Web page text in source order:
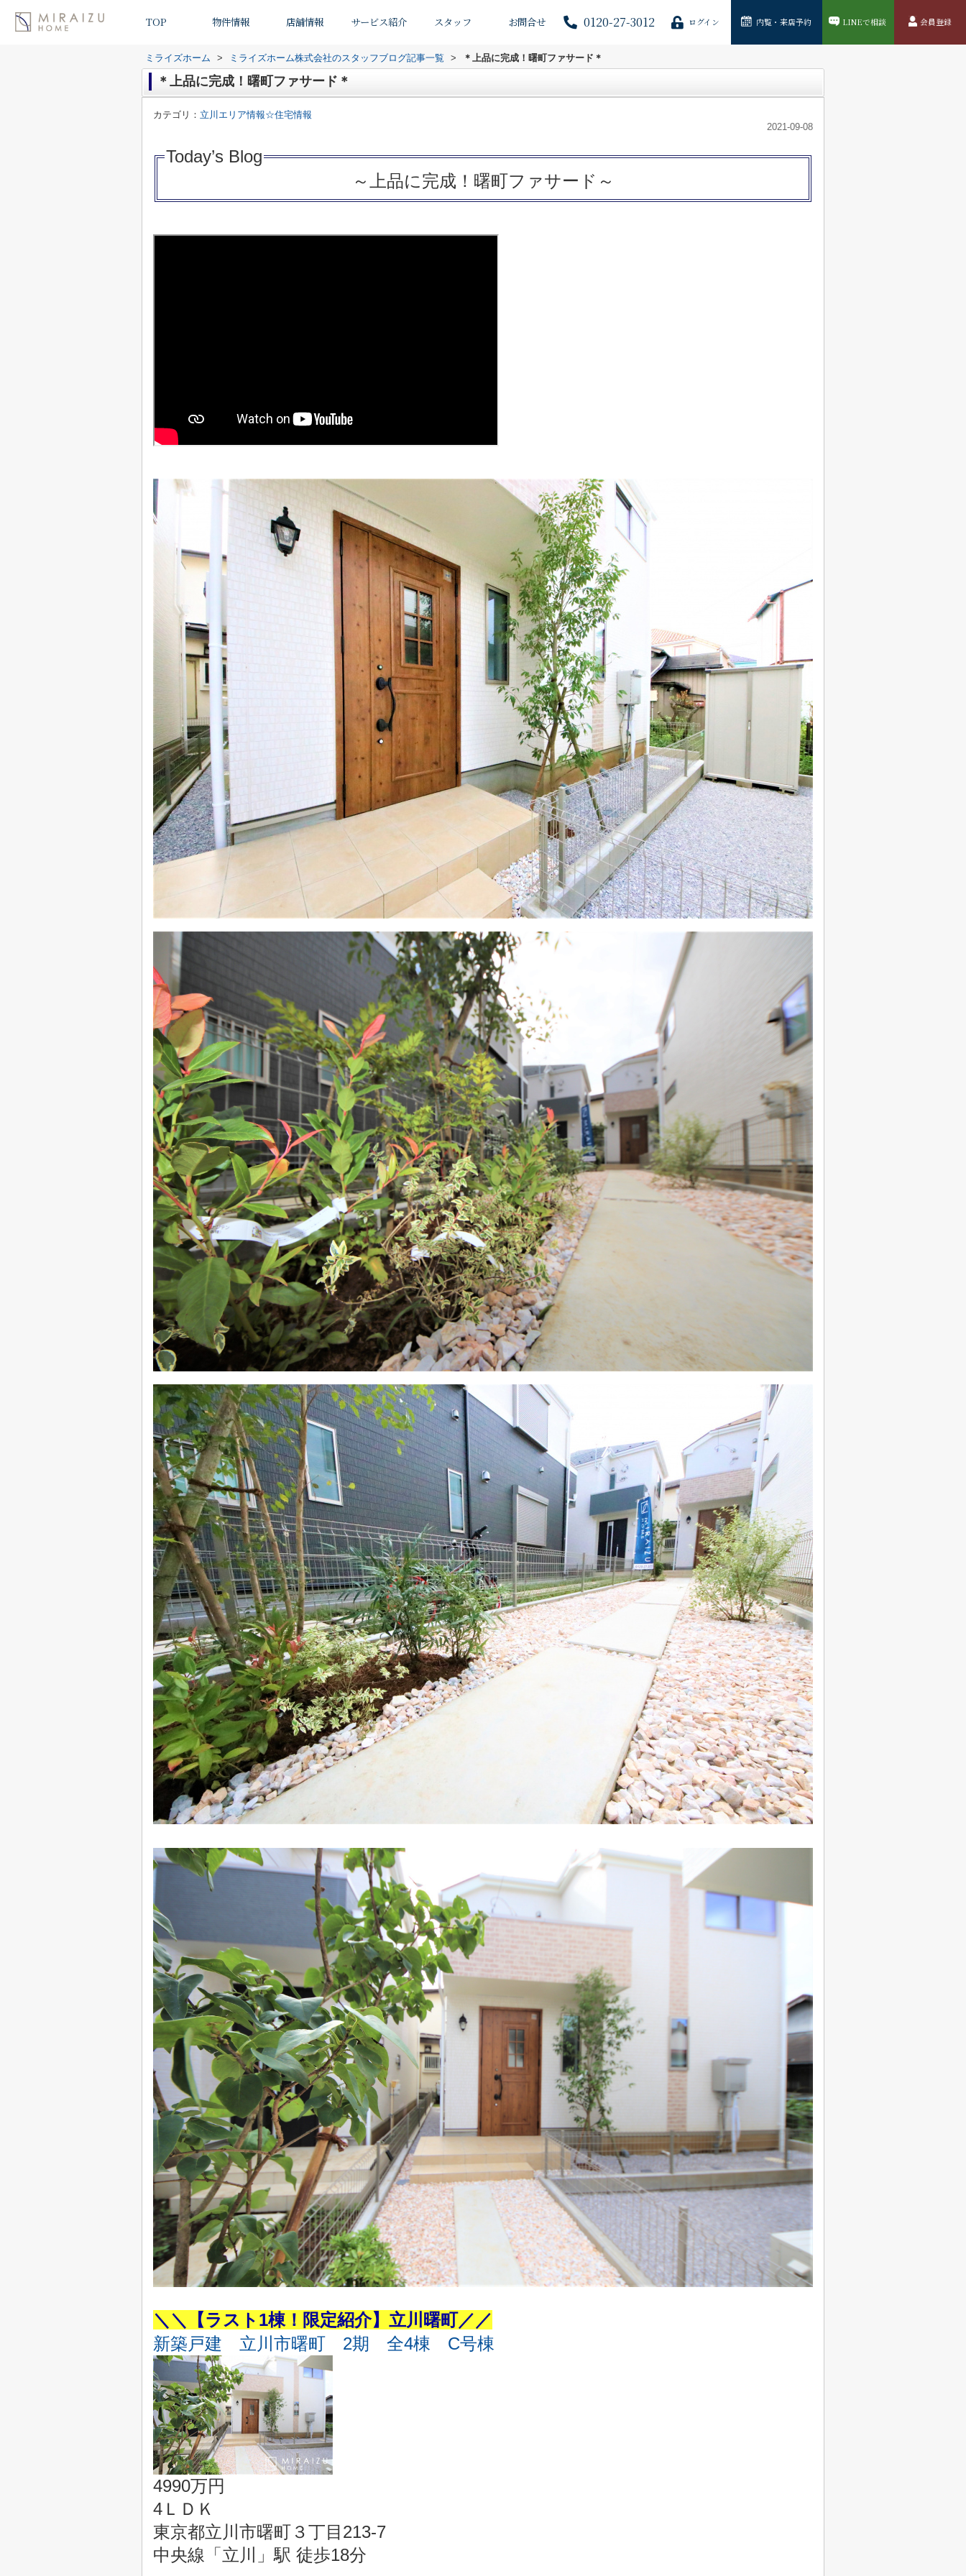
TOP 物件情報 店舗情報 サービス紹介 スタッフ お問合せ 0120-27-3012 ログイン 内覧・来店予約 LINEで相談 会員登録
ミライズホーム > ミライズホーム株式会社のスタッフブログ記事一覧 > ＊上品に完成！曙町ファサード＊
＊上品に完成！曙町ファサード＊
カテゴリ： 立川エリア情報☆住宅情報
2021-09-08
Today’s Blog
～上品に完成！曙町ファサード～
＼＼【ラスト1棟！限定紹介】立川曙町／／
新築戸建 立川市曙町 2期 全4棟 C号棟
4990万円
4ＬＤＫ
東京都立川市曙町３丁目213-7
中央線「立川」駅 徒歩18分